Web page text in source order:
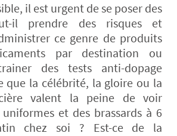
il est urgent de se poser des
il prendre des risques et
ce genre de produits
par destination ou
des tests anti-dopage
que la célébrité, la gloire ou la
valent la peine de voir
et des brassards à 6
chez soi ? Est-ce de la